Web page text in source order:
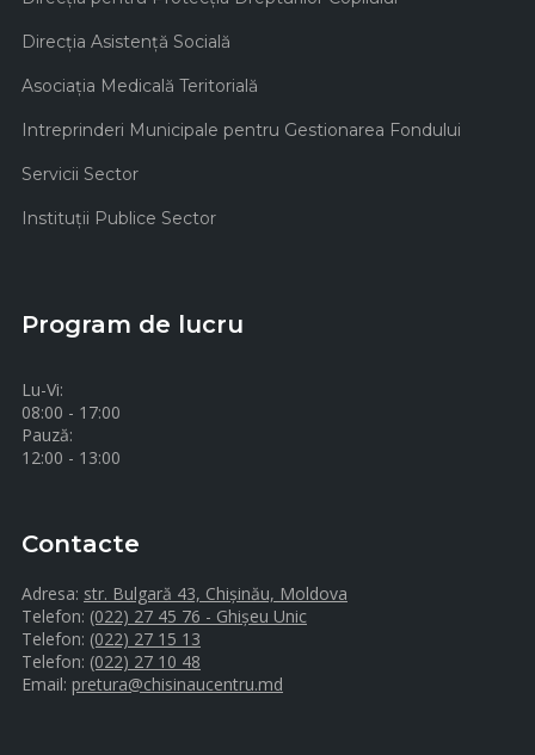
Direcţia Asistenţă Socială
Asociaţia Medicală Teritorială
Intreprinderi Municipale pentru Gestionarea Fondului
Servicii Sector
Instituţii Publice Sector
Program de lucru
Lu-Vi:
08:00 - 17:00
Pauză:
12:00 - 13:00
Contacte
Adresa: str. Bulgară 43, Chișinău, Moldova
Telefon: (022) 27 45 76 - Ghișeu Unic
Telefon: (022) 27 15 13
Telefon: (022) 27 10 48
Email: pretura@chisinaucentru.md